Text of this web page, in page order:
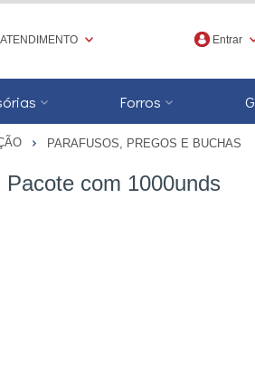
ATENDIMENTO
(48) 3623-1777
4836231777
Entrar
Forros
PARAFUSOS, PREGOS E BUCHAS
com 1000unds